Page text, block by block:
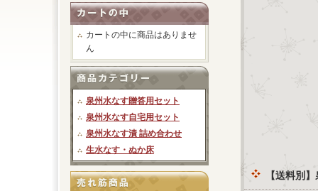
カートの中に商品はありませ
ん
泉州水なす贈答用セット
泉州水なす自宅用セット
泉州水なす漬 詰め合わせ
生水なす・ぬか床
【送料別